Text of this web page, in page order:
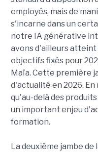
employés, mais de
s'incarne dans un
notre IA générative
avons d'ailleurs atteint
objectifs fixés pour
Maïa. Cette première
d'actualité en 2026.
qu'au-delà des
un important enjeu
formation.
La deuxième jambe